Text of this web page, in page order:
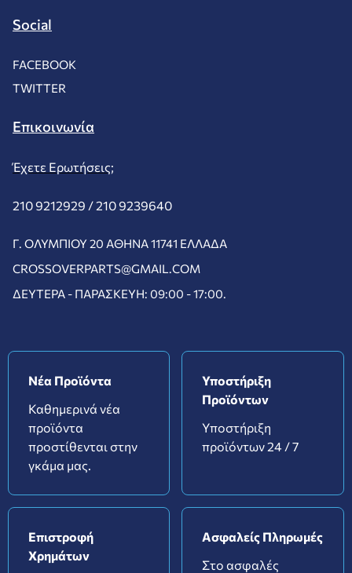
Social
FACEBOOK
TWITTER
Επικοινωνία
Έχετε Ερωτήσεις;
210 9212929 /210 9239640
Γ. ΟΛΥΜΠΊΟΥ 20 ΑΘΉΝΑ 11741 ΕΛΛΆΔΑ
CROSSOVERPARTS@GMAIL.COM
ΔΕΥΤΈΡΑ - ΠΑΡΑΣΚΕΥΉ: 09:00 - 17:00.
Νέα Προϊόντα
Καθημερινά νέα
προϊόντα
προστίθενται στην
γκάμα μας.
Υποστήριξη
Προϊόντων
Υποστήριξη
προϊόντων 24 / 7
Επιστροφή
Χρημάτων
Ασφαλείς Πληρωμές
Στο ασφαλές